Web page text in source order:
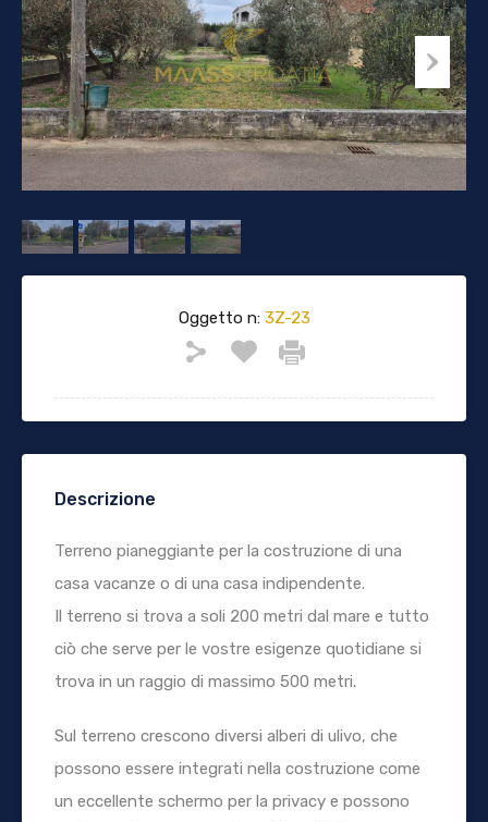
Oggetto n:3Z-23
Descrizione
Terreno pianeggiante per la costruzione di una
casa vacanze o di una casa indipendente.
Il terreno si trova a soli 200 metri dal mare e tutto
ciò che serve per le vostre esigenze quotidiane si
trova in un raggio di massimo 500 metri.
Sul terreno crescono diversi alberi di ulivo, che
possono essere integrati nella costruzione come
un eccellente schermo per la privacy e possono